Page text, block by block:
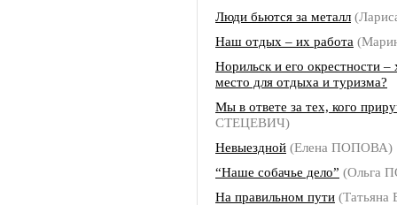
Люди бьются за металл
Наш отдых – их работа
Норильск и его окрестности –
место для отдыха и туризма?
Мы в ответе за тех, кого
СТЕЦЕВИЧ)
Невыездной (Елена ПОПОВА)
“Наше собачье дело” (Ольга
На правильном пути